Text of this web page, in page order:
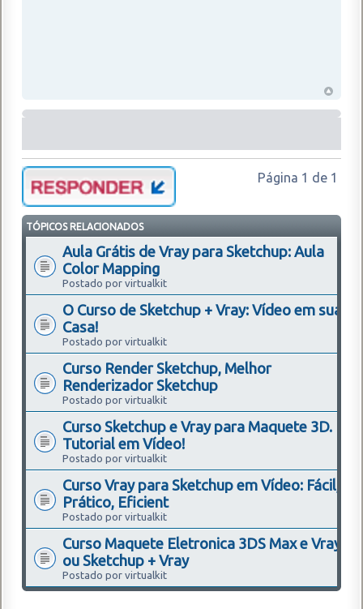
Página 1 de 1
TÓPICOS RELACIONADOS
Aula Grátis de Vray para Sketchup: Aula
Color Mapping
Postado por virtualkit
O Curso de Sketchup + Vray: Vídeo em sua
Casa!
Postado por virtualkit
Curso Render Sketchup, Melhor
Renderizador Sketchup
Postado por virtualkit
Curso Sketchup e Vray para Maquete 3D.
Tutorial em Vídeo!
Postado por virtualkit
Curso Vray para Sketchup em Vídeo: Fácil,
Prático, Eficient
Postado por virtualkit
Curso Maquete Eletronica 3DS Max e Vray
ou Sketchup + Vray
Postado por virtualkit